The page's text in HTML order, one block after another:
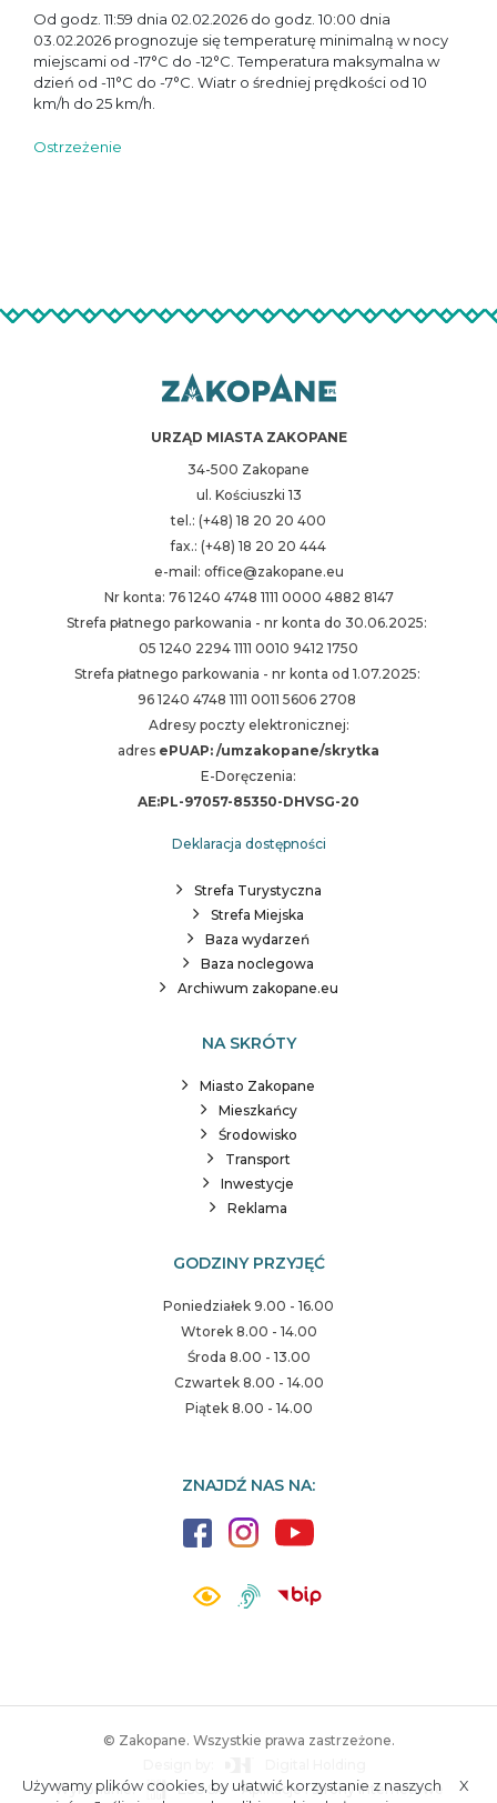
Od godz. 11:59 dnia 02.02.2026 do godz. 10:00 dnia
03.02.2026 prognozuje się temperaturę minimalną w nocy
miejscami od -17°C do -12°C. Temperatura maksymalna w
dzień od -11°C do -7°C. Wiatr o średniej prędkości od 10
km/h do 25 km/h.
Ostrzeżenie
URZĄD MIASTA ZAKOPANE
34-500 Zakopane
ul. Kościuszki 13
tel.: (+48) 18 20 20 400
fax.: (+48) 18 20 20 444
e-mail: office@zakopane.eu
Nr konta: 76 1240 4748 1111 0000 4882 8147
Strefa płatnego parkowania - nr konta do 30.06.2025:
05 1240 2294 1111 0010 9412 1750
Strefa płatnego parkowania - nr konta od 1.07.2025:
96 1240 4748 1111 0011 5606 2708
Adresy poczty elektronicznej:
adres ePUAP: /umzakopane/skrytka
E-Doręczenia:
AE:PL-97057-85350-DHVSG-20
Deklaracja dostępności
Strefa Turystyczna
Strefa Miejska
Baza wydarzeń
Baza noclegowa
Archiwum zakopane.eu
NA SKRÓTY
Miasto Zakopane
Mieszkańcy
Środowisko
Transport
Inwestycje
Reklama
GODZINY PRZYJĘĆ
Poniedziałek 9.00 - 16.00
Wtorek 8.00 - 14.00
Środa 8.00 - 13.00
Czwartek 8.00 - 14.00
Piątek 8.00 - 14.00
ZNAJDŹ NAS NA:
© Zakopane. Wszystkie prawa zastrzeżone.
Wykonanie:
ESC SA - Aplikacje i strony internetowe
Używamy plików cookies, by ułatwić korzystanie z naszych
X